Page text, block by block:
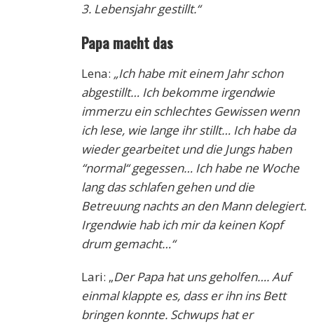
3. Lebensjahr gestillt.“
Papa macht das
Lena: „Ich habe mit einem Jahr schon
abgestillt… Ich bekomme irgendwie
immerzu ein schlechtes Gewissen wenn
ich lese, wie lange ihr stillt… Ich habe da
wieder gearbeitet und die Jungs haben
“normal“ gegessen… Ich habe ne Woche
lang das schlafen gehen und die
Betreuung nachts an den Mann delegiert.
Irgendwie hab ich mir da keinen Kopf
drum gemacht…“
Lari: „Der Papa hat uns geholfen…. Auf
einmal klappte es, dass er ihn ins Bett
bringen konnte. Schwups hat er